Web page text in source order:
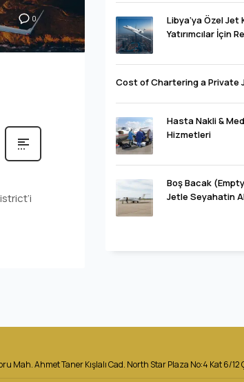
0
Libya’ya Özel Jet
Yatırımcılar İçin
Cost of Chartering a Private
Hasta Nakli &
Hizmetleri
Boş Bacak
Jetle Seyahatin
Mah. Ahmet Taner Kışlalı Cad. North Star Plaza No:4 Kat 6/